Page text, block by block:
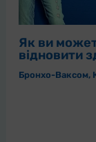
Як ви
відновити
Бронхо-Ваксом,